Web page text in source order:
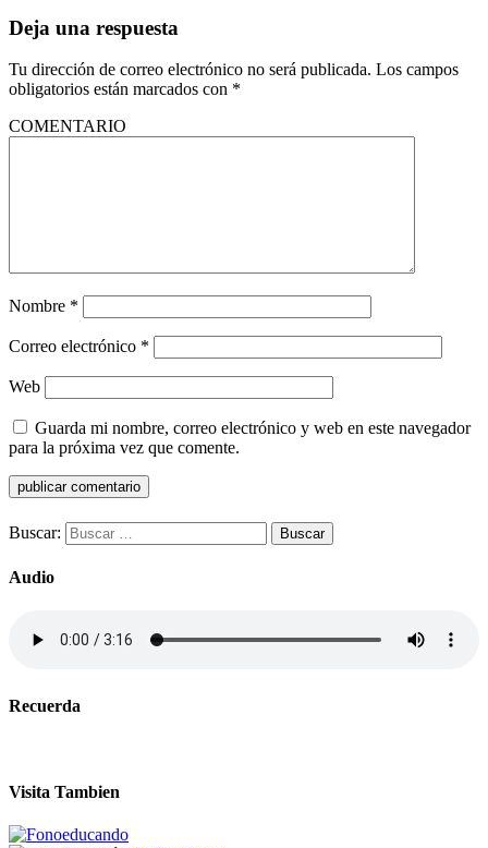
Deja una respuesta
Tu dirección de correo electrónico no será publicada. Los campos
obligatorios están marcados con *
COMENTARIO
Nombre *
Correo electrónico *
Web
Guarda mi nombre, correo electrónico y web en este navegador
para la próxima vez que comente.
Buscar:
Audio
Recuerda
Visita Tambien